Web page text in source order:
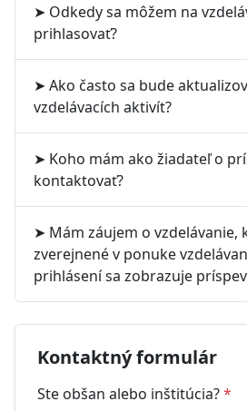
➤ Odkedy sa môžem na
prihlasovať?
➤ Ako často sa bude
vzdelávacích aktivít?
➤ Koho mám ako žiadateľ o
kontaktovať?
➤ Mám záujem o vzdelávanie,
zverejnené v ponuke
prihlásení sa zobrazuje
Kontaktný formulár
Ste obšan alebo inštitúcia?*